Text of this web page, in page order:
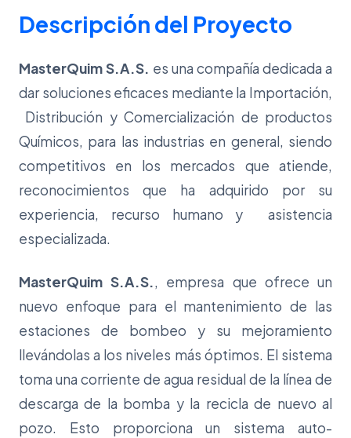
Descripción del Proyecto
MasterQuim S.A.S. es una compañía dedicada a
dar soluciones eficaces mediante la Importación,
Distribución y Comercialización de productos
Químicos, para las industrias en general, siendo
competitivos en los mercados que atiende,
reconocimientos que ha adquirido por su
experiencia, recurso humano y asistencia
especializada.
MasterQuim S.A.S., empresa que ofrece un
nuevo enfoque para el mantenimiento de las
estaciones de bombeo y su mejoramiento
llevándolas a los niveles más óptimos. El sistema
toma una corriente de agua residual de la línea de
descarga de la bomba y la recicla de nuevo al
pozo. Esto proporciona un sistema auto-